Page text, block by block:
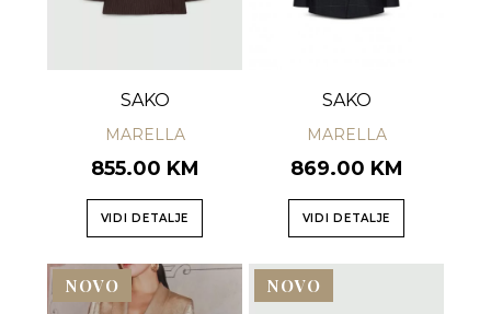
SAKO
MARELLA
855.00 KM
VIDI DETALJE
SAKO
MARELLA
869.00 KM
VIDI DETALJE
NOVO NOVO